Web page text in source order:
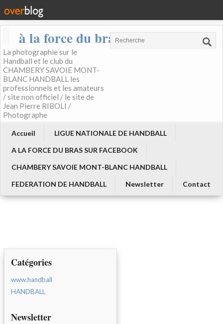
à la force du bras
La photographie sur le
Handball et le club du
CHAMBERY SAVOIE MONT-
BLANC HANDBALL les
professionnels et les amateurs
/ site non officiel / le site de
Jean Pierre RIBOLI /
Photographe
Accueil
LIGUE NATIONALE DE HANDBALL
A LA FORCE DU BRAS SUR FACEBOOK
CHAMBERY SAVOIE MONT-BLANC HANDBALL
FEDERATION DE HANDBALL
Newsletter Contact
Catégories
www.handball
HANDBALL
Newsletter